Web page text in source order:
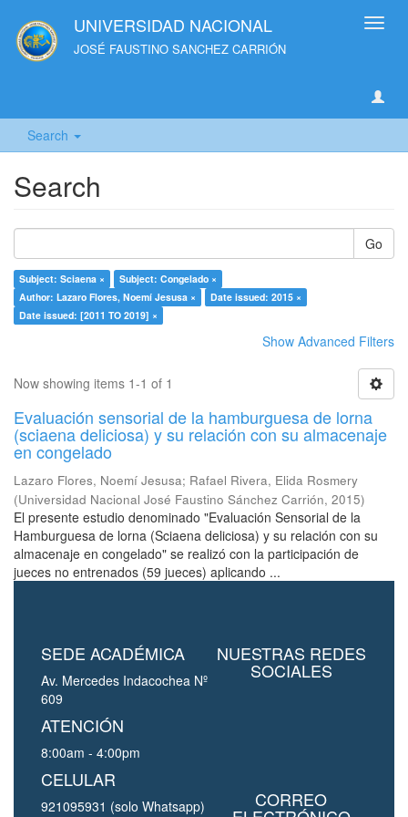
UNIVERSIDAD NACIONAL
JOSÉ FAUSTINO SANCHEZ CARRIÓN
Search
Search
Go
Subject: Sciaena ×
Subject: Congelado ×
Author: Lazaro Flores, Noemí Jesusa ×
Date issued: 2015 ×
Date issued: [2011 TO 2019] ×
Show Advanced Filters
Now showing items 1-1 of 1
Evaluación sensorial de la hamburguesa de lorna
(sciaena deliciosa) y su relación con su almacenaje
en congelado
Lazaro Flores, Noemí Jesusa; Rafael Rivera, Elida Rosmery
(Universidad Nacional José Faustino Sánchez Carrión, 2015)
El presente estudio denominado "Evaluación Sensorial de la
Hamburguesa de lorna (Sciaena deliciosa) y su relación con su
almacenaje en congelado" se realizó con la participación de
jueces no entrenados (59 jueces) aplicando ...
SEDE ACADÉMICA
Av. Mercedes Indacochea Nº
609
ATENCIÓN
8:00am - 4:00pm
CELULAR
921095931 (solo Whatsapp)
NUESTRAS REDES
SOCIALES
CORREO